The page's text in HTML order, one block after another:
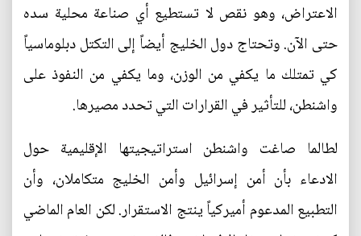
الاعتراض، وهو نقص لا تستطيع أي صناعة محلية سده
حتى الآن. وتحتاج دول الخليج أيضاً إلى التكتل دبلوماسياً
كي تمتلك ما يكفي من الوزن، وما يكفي من النفوذ على
واشنطن، للتأثير في القرارات التي تحدد مصيرها.
لطالما صاغت واشنطن استراتيجيتها الإقليمية حول
الادعاء بأن أمن إسرائيل وأمن الخليج متكاملان، وأن
التطبيع المدعوم أميركياً ينتج الاستقرار. لكن العام الماضي